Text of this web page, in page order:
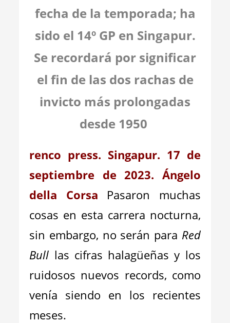
fecha de la temporada; ha
sido el 14º GP en Singapur.
Se recordará por significar
el fin de las dos rachas de
invicto más prolongadas
desde 1950
renco press. Singapur. 17 de
septiembre de 2023. Ángelo
della Corsa
Pasaron muchas
cosas en esta carrera nocturna,
sin embargo, no serán para Red
Bull las cifras halagüeñas y los
ruidosos nuevos records, como
venía siendo en los recientes
meses.